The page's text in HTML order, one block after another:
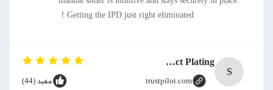
Getting the IPD just right eliminated！
S
SMT CAP Type Box Header Connector 1.27mm Pitch Gold Flash Contact Plating
trustpilot.com مفيد (44)